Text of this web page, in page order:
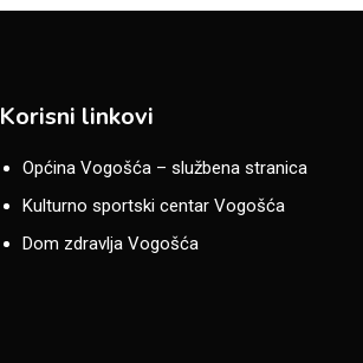
Korisni linkovi
Općina Vogošća – službena stranica
Kulturno sportski centar Vogošća
Dom zdravlja Vogošća